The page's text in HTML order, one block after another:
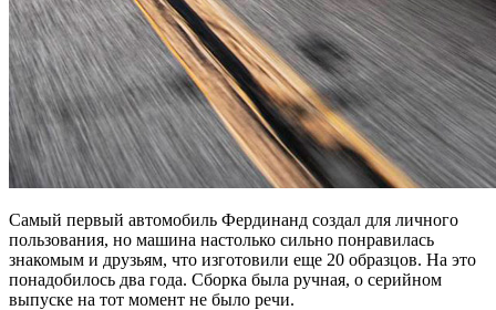
Самый первый автомобиль Фердинанд создал для личного
пользования, но машина настолько сильно понравилась
знакомым и друзьям, что изготовили еще 20 образцов. На это
понадобилось два года. Сборка была ручная, о серийном
выпуске на тот момент не было речи.